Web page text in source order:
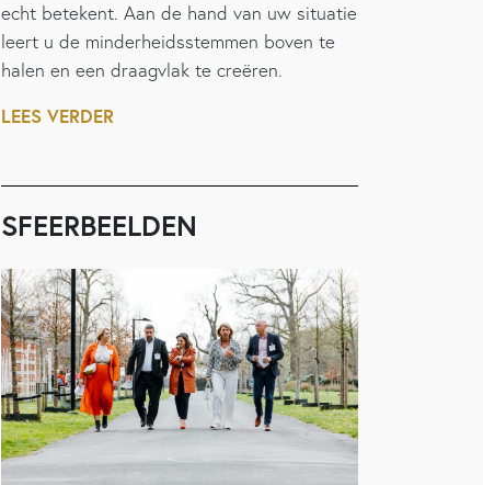
echt betekent. Aan de hand van uw situatie
leert u de minderheidsstemmen boven te
halen en een draagvlak te creëren.
LEES VERDER
SFEERBEELDEN